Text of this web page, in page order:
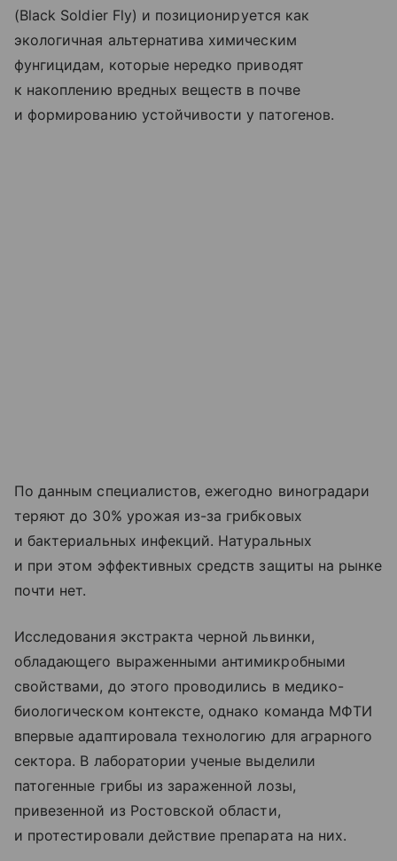
(Black Soldier Fly) и позиционируется как
экологичная альтернатива химическим
фунгицидам, которые нередко приводят
к накоплению вредных веществ в почве
и формированию устойчивости у патогенов.
По данным специалистов, ежегодно виноградари
теряют до 30% урожая из-за грибковых
и бактериальных инфекций. Натуральных
и при этом эффективных средств защиты на рынке
почти нет.
Исследования экстракта черной львинки,
обладающего выраженными антимикробными
свойствами, до этого проводились в медико-
биологическом контексте, однако команда МФТИ
впервые адаптировала технологию для аграрного
сектора. В лаборатории ученые выделили
патогенные грибы из зараженной лозы,
привезенной из Ростовской области,
и протестировали действие препарата на них.